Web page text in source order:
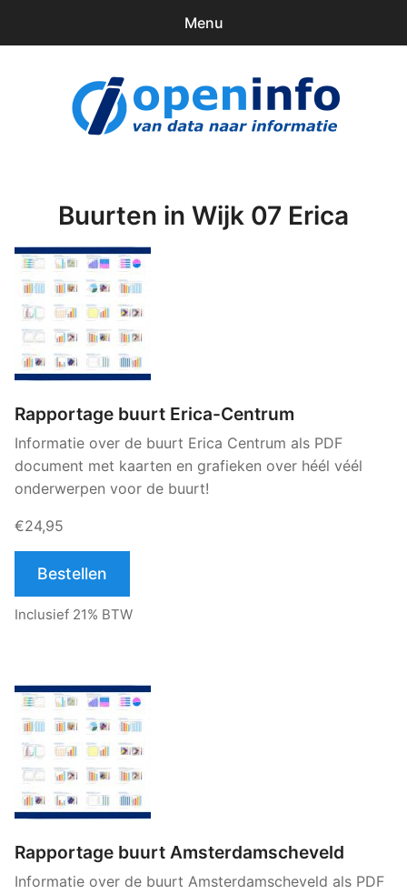
Menu
Downloads
Buurten in Wijk 07 Erica
Rapportage buurt Erica-Centrum
Informatie over de buurt Erica Centrum als PDF
document met kaarten en grafieken over héél véél
onderwerpen voor de buurt!
€24,95
Bestellen
Inclusief 21% BTW
Rapportage buurt Amsterdamscheveld
Informatie over de buurt Amsterdamscheveld als PDF